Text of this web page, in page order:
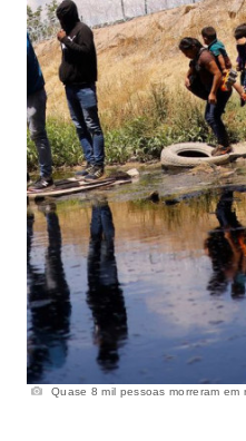
Quase 8 mil pessoas morreram